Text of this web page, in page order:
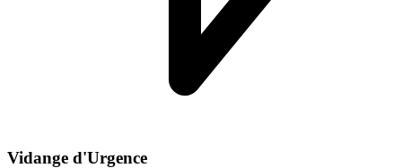
Vidange d'Urgence